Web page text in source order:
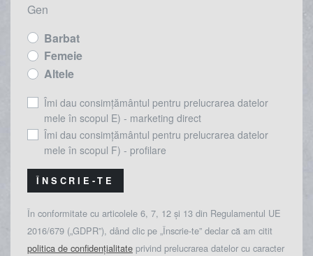
Gen
Barbat
Femeie
Altele
Îmi dau consimțământul pentru prelucrarea datelor
mele în scopul E) - marketing direct
Îmi dau consimțământul pentru prelucrarea datelor
mele în scopul F) - profilare
ÎNSCRIE-TE
În conformitate cu articolele 6, 7, 12 și 13 din Regulamentul UE
2016/679 („GDPR”), dând clic pe „Înscrie-te” declar că am citit
politica de confidențialitate privind prelucrarea datelor cu caracter